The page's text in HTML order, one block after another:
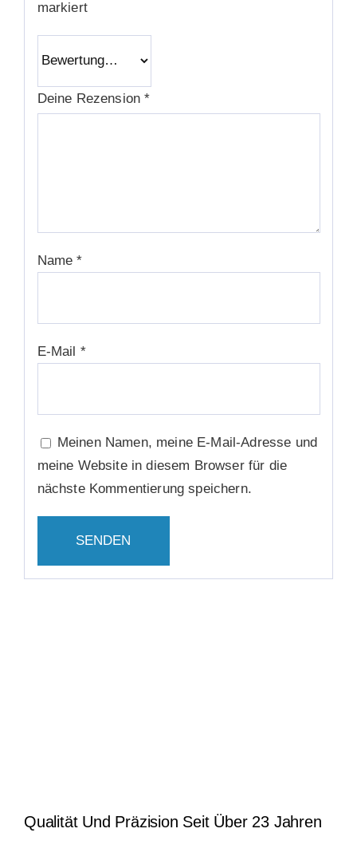
markiert
Deine Rezension*
Name*
E-Mail *
Meinen Namen, meine E-Mail-Adresse und
meine Website in diesem Browser für die
nächste Kommentierung speichern.
Qualität Und Präzision Seit Über 23 Jahren